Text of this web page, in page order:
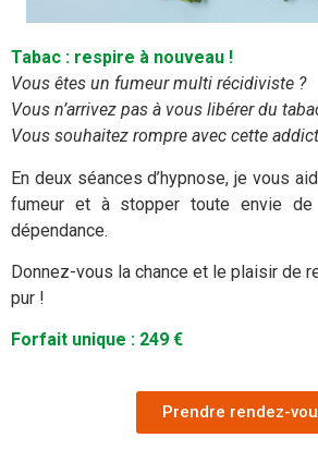
Tabac : respire à nouveau !
Vous êtes un fumeur multi récidiviste ?
Vous n’arrivez pas à vous libérer du
Vous souhaitez rompre avec cette
En deux séances d’hypnose, je vous
fumeur et à stopper toute envie de
dépendance.
Donnez-vous la chance et le plaisir de
pur !
Forfait unique : 249 €
Prendre rendez-